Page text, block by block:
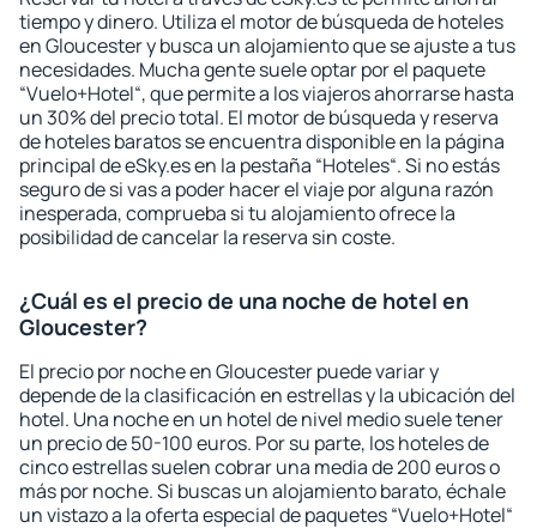
tiempo y dinero. Utiliza el motor de búsqueda de hoteles
en Gloucester y busca un alojamiento que se ajuste a tus
necesidades. Mucha gente suele optar por el paquete
“Vuelo+Hotel“, que permite a los viajeros ahorrarse hasta
un 30% del precio total. El motor de búsqueda y reserva
de hoteles baratos se encuentra disponible en la página
principal de eSky.es en la pestaña “Hoteles“. Si no estás
seguro de si vas a poder hacer el viaje por alguna razón
inesperada, comprueba si tu alojamiento ofrece la
posibilidad de cancelar la reserva sin coste.
¿Cuál es el precio de una noche de hotel en
Gloucester?
El precio por noche en Gloucester puede variar y
depende de la clasificación en estrellas y la ubicación del
hotel. Una noche en un hotel de nivel medio suele tener
un precio de 50-100 euros. Por su parte, los hoteles de
cinco estrellas suelen cobrar una media de 200 euros o
más por noche. Si buscas un alojamiento barato, échale
un vistazo a la oferta especial de paquetes “Vuelo+Hotel“